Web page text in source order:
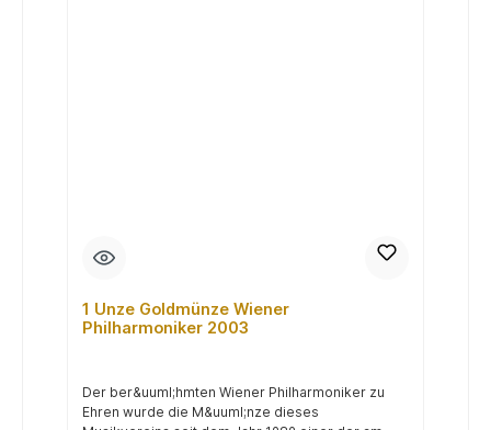
1 Unze Goldmünze Wiener
Philharmoniker 2003
Der ber&uuml;hmten Wiener Philharmoniker zu
Ehren wurde die M&uuml;nze dieses